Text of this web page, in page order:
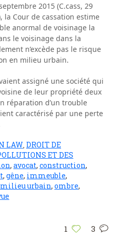
2015 (C.cass, 29
la Cour de cassation estime
anormal de voisinage la
le voisinage dans la
n’excède pas le risque
en milieu urbain.
assigné une société qui
de leur propriété deux
réparation d’un trouble
caractérisé par une perte
LAW DROIT DE
ET DES
, avocat, construction,
, gêne, immeuble,
milieu urbain, ombre,
1 3